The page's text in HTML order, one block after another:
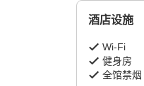
酒店设施
Wi-Fi
健身房
全馆禁烟